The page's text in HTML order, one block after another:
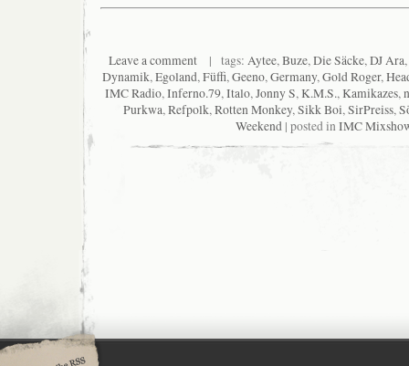
Leave a comment| tags: Aytee,Buze,Die Säcke,DJ Ara,
Dynamik,Egoland,Füffi,Geeno,Germany,Gold Roger,
IMC Radio,Inferno.79,Italo,Jonny S,K.M.S.,Kamikazes,
Purkwa,Refpolk,Rotten Monkey,Sikk Boi,SirPreiss,
Weekend | posted inIMC